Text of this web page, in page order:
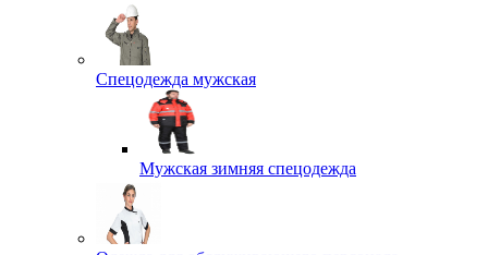
Спецодежда мужская
Мужская зимняя спецодежда